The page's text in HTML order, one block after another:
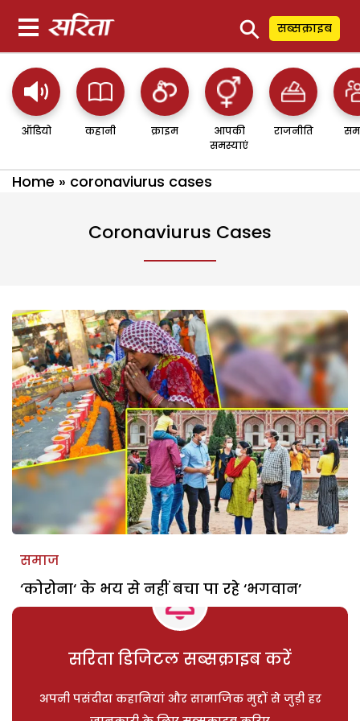
⚲ सब्सक्राइब
ऑडियो कहानी क्राइम
आपकी
समस्याएं
राजनीति
Home » coronaviurus cases
Coronaviurus Cases
समाज
‘कोरोना‘ के भय से नहीं बचा पा रहे ‘भगवान’
सरिता डिजिटल सब्सक्राइब करें
अपनी पसंदीदा कहानियां और सामाजिक मुद्दों से जुड़ी हर